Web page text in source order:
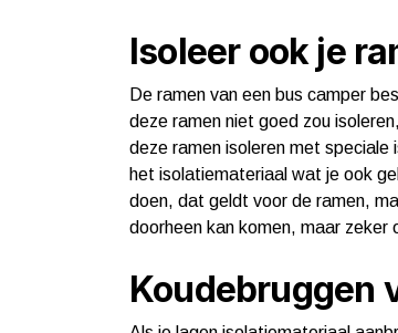
Isoleer ook je
De ramen van een bus camper
deze ramen niet goed zou
deze ramen isoleren met
het isolatiemateriaal wat je ook
doen, dat geldt voor de ramen,
doorheen kan komen, maar
Koudebruggen